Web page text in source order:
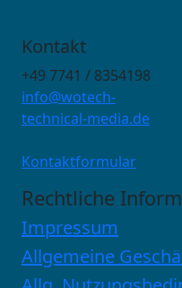
Kontakt
+49 7741 / 8354198
info@wotech-
technical-media.de
Kontaktformular
Rechtliche
Impressum
Allgemeine